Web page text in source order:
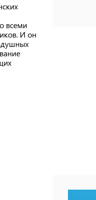
всеми
И он